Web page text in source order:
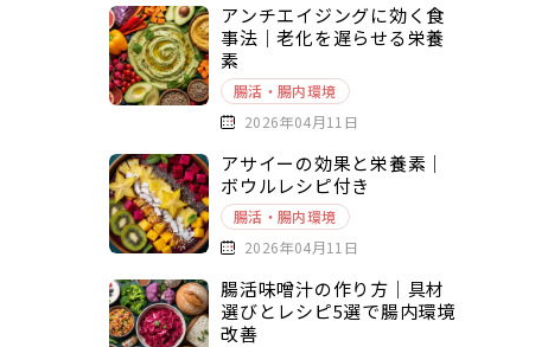
アンチエイジングに効く食
事法｜老化を遅らせる栄養
素
腸活・腸内環境
2026年04月11日
アサイーの効果と栄養素｜
ボウルレシピ付き
腸活・腸内環境
2026年04月11日
腸活味噌汁の作り方｜具材
選びとレシピ5選で腸内環境
改善